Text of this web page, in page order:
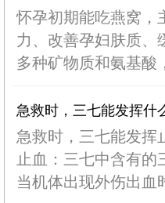
怀孕初期能吃燕窝，
力、改善孕妇肤质、
多种矿物质和氨基酸
急救时，三七能发挥什
急救时，三七能发挥
止血：三七中含有
当机体出现外伤出血